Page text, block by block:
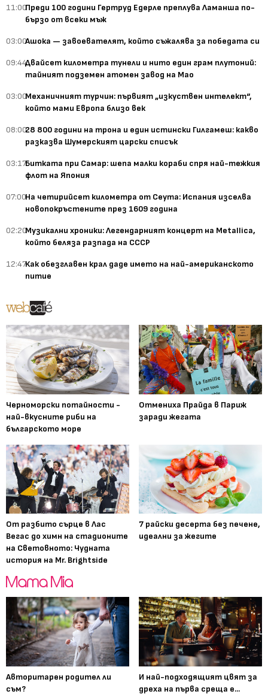
11:00Преди 100 години Гертруд Едерле преплува Ламанша по-
бързо от всеки мъж
03:00Ашока — завоевателят, който съжалява за победата си
09:44Двайсет километра тунели и нито един грам плутоний:
тайният подземен атомен завод на Мао
03:00Механичният турчин: първият „изкуствен интелект“,
който мами Европа близо век
08:0028 800 години на трона и един истински Гилгамеш: какво
разказва Шумерският царски списък
03:17Битката при Самар: шепа малки кораби спря най-тежкия
флот на Япония
07:00На четирийсет километра от Сеута: Испания изселва
новопокръстените през 1609 година
02:20Музикални хроники: Легендарният концерт на Metallica,
който беляза разпада на СССР
12:47Как обезглавен крал даде името на най-американското
питие
Черноморски потайности -
най-вкусните риби на
българското море
Отмениха Прайда в Париж
заради жегата
От разбито сърце в Лас
Вегас до химн на стадионите
на Световното: Чудната
история на Mr. Brightside
7 райски десерта без печене,
идеални за жегите
Авторитарен родител ли
съм?
И най-подходящият цвят за
дреха на първа среща е...